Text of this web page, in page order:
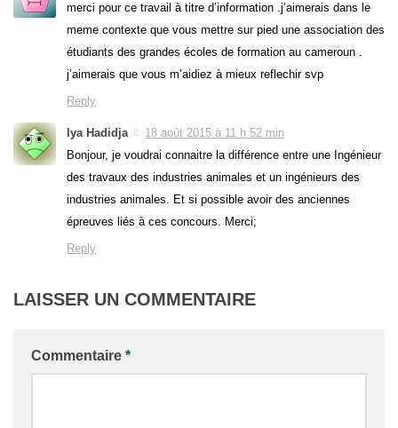
merci pour ce travail à titre d’information .j’aimerais dans le
meme contexte que vous mettre sur pied une association des
étudiants des grandes écoles de formation au cameroun .
j’aimerais que vous m’aidiez à mieux reflechir svp
Reply
Iya Hadidja
18 août 2015 à 11 h 52 min
Bonjour, je voudrai connaitre la différence entre une Ingénieur
des travaux des industries animales et un ingénieurs des
industries animales. Et si possible avoir des anciennes
épreuves liés à ces concours. Merci;
Reply
LAISSER UN COMMENTAIRE
Commentaire *